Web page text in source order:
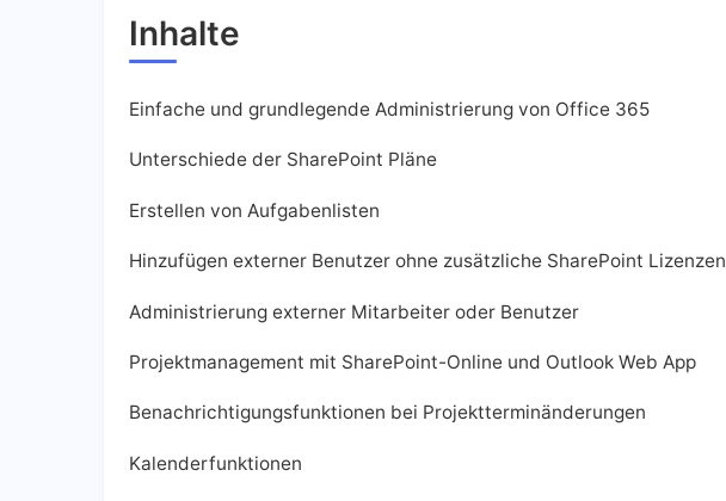
Inhalte
Einfache und grundlegende Administrierung von Office 365
Unterschiede der SharePoint Pläne
Erstellen von Aufgabenlisten
Hinzufügen externer Benutzer ohne zusätzliche SharePoint Lizenzen
Administrierung externer Mitarbeiter oder Benutzer
Projektmanagement mit SharePoint-Online und Outlook Web App
Benachrichtigungsfunktionen bei Projektterminänderungen
Kalenderfunktionen